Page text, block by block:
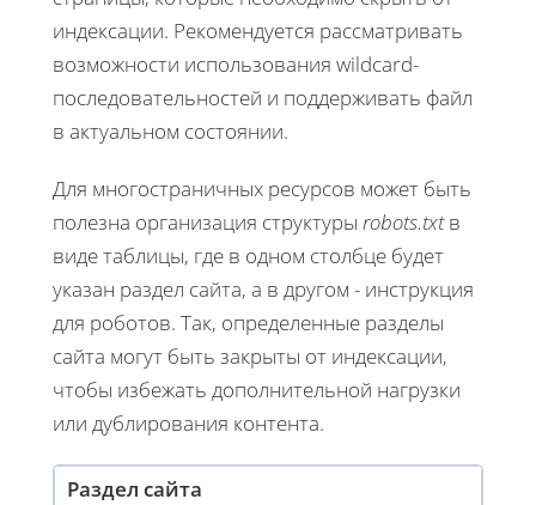
индексации. Рекомендуется рассматривать
возможности использования wildcard-
последовательностей и поддерживать файл
в актуальном состоянии.
Для многостраничных ресурсов может быть
полезна организация структуры robots.txtв
виде таблицы, где в одном столбце будет
указан раздел сайта, а в другом - инструкция
для роботов. Так, определенные разделы
сайта могут быть закрыты от индексации,
чтобы избежать дополнительной нагрузки
или дублирования контента.
Раздел сайта